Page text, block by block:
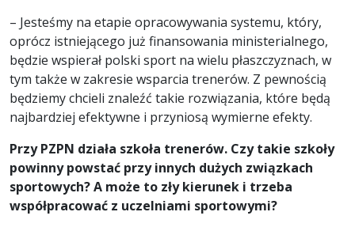
– Jesteśmy na etapie opracowywania systemu, który,
oprócz istniejącego już finansowania ministerialnego,
będzie wspierał polski sport na wielu płaszczyznach, w
tym także w zakresie wsparcia trenerów. Z pewnością
będziemy chcieli znaleźć takie rozwiązania, które będą
najbardziej efektywne i przyniosą wymierne efekty.
Przy PZPN działa szkoła trenerów. Czy takie szkoły
powinny powstać przy innych dużych związkach
sportowych? A może to zły kierunek i trzeba
współpracować z uczelniami sportowymi?